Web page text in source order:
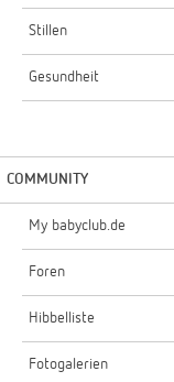
Stillen
Gesundheit
COMMUNITY
My babyclub.de
Foren
Hibbelliste
Fotogalerien